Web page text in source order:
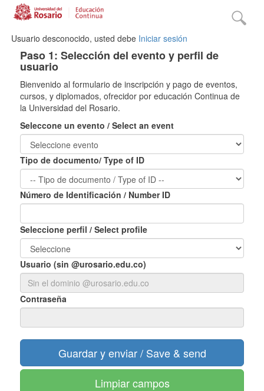
Usuario desconocido, usted debe Iniciar sesión
Paso 1: Selección del evento y perfil de
usuario
Bienvenido al formulario de inscripción y pago de eventos,
cursos, y diplomados, ofrecidor por educación Continua de
la Universidad del Rosario.
Seleccone un evento / Select an event
Tipo de documento/ Type of ID
Número de Identificación / Number ID
Seleccione perfil / Select profile
Usuario (sin @urosario.edu.co)
Contraseña
Limpiar campos